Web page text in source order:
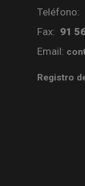
Teléfono:
Fax: 91
Email:
Registro